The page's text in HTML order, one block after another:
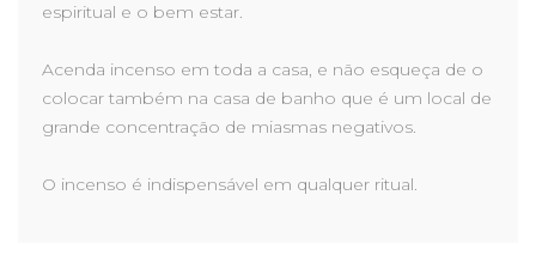
espiritual e o bem estar.
Acenda incenso em toda a casa, e não esqueça de o
colocar também na casa de banho que é um local de
grande concentração de miasmas negativos.
O incenso é indispensável em qualquer ritual.